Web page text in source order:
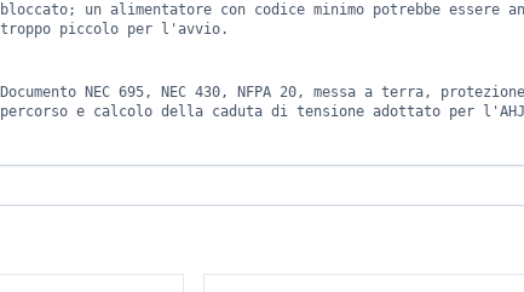
bloccato; un alimentatore con codice minimo potrebbe essere
troppo piccolo per l'avvio.
Documento NEC 695, NEC 430, NFPA 20, messa a terra,
percorso e calcolo della caduta di tensione adottato per